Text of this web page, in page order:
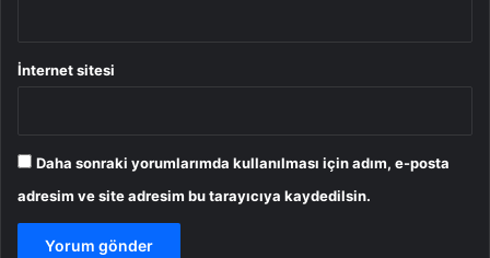
İnternet sitesi
Daha sonraki yorumlarımda kullanılması için adım, e-posta
adresim ve site adresim bu tarayıcıya kaydedilsin.